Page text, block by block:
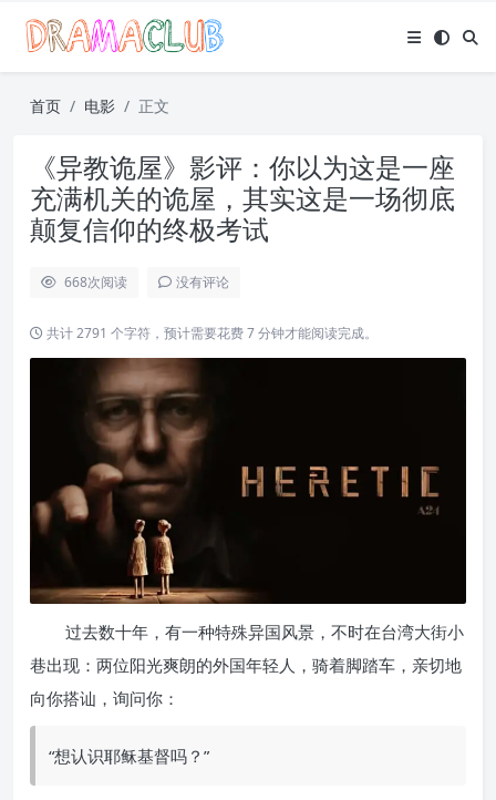
首页 电影 正文
《异教诡屋》影评：你以为这是一座
充满机关的诡屋，其实这是一场彻底
颠复信仰的终极考试
668次阅读 没有评论
共计 2791 个字符，预计需要花费 7 分钟才能阅读完成。
过去数十年，有一种特殊异国风景，不时在台湾大街小
巷出现：两位阳光爽朗的外国年轻人，骑着脚踏车，亲切地
向你搭讪，询问你：
“想认识耶稣基督吗？”